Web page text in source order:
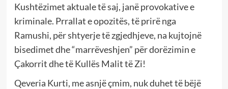
Kushtëzimet aktuale të saj, janë provokative e
kriminale. Prrallat e opozitës, të prirë nga
Ramushi, për shtyerje të zgjedhjeve, na kujtojnë
bisedimet dhe “marrëveshjen” për dorëzimin e
Çakorrit dhe të Kullës Malit të Zi!
Qeveria Kurti, me asnjë çmim, nuk duhet të bëjë